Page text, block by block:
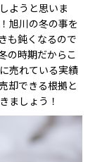
ようと思いま
旭川の冬の事を
も鈍くなるので
の時期だからこ
売れている実績
却できる根拠と
ましょう！